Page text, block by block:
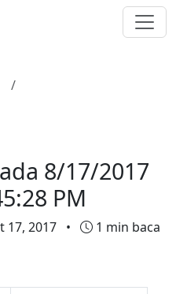
8/17/2017
PM
17, 2017 • 1 min baca